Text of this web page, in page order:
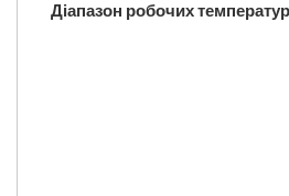
Діапазон робочих температур